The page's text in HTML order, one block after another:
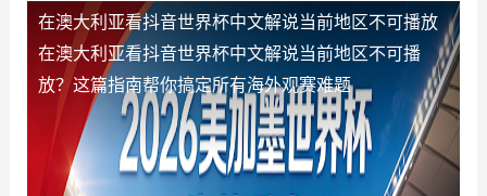
在澳大利亚看抖音世界杯中文解说当前地区不可播放
在澳大利亚看抖音世界杯中文解说当前地区不可播
放？这篇指南帮你搞定所有海外观赛难题